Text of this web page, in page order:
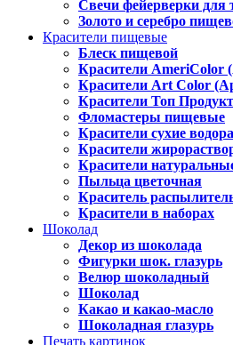
Свечи фейерверки для
Золото и серебро
Красители пищевые
Блеск пищевой
Красители AmeriColor
Красители Art Color
Красители Топ Продукт
Фломастеры пищевые
Красители сухие
Красители
Красители
Пыльца цветочная
Краситель
Красители в наборах
Шоколад
Декор из шоколада
Фигурки шок. глазурь
Велюр шоколадный
Шоколад
Какао и какао-масло
Шоколадная глазурь
Печать картинок